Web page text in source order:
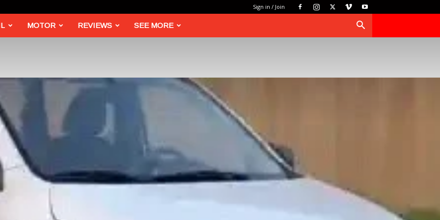
Sign in / Join
MOTOR REVIEWS SEE MORE